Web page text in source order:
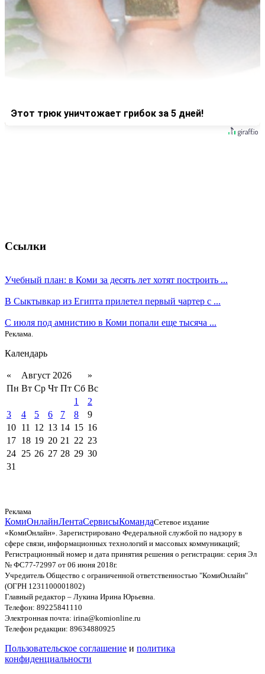
Этот трюк уничтожает грибок за 5 дней!
Ссылки
Учебный план: в Коми за десять лет хотят построить ...
В Сыктывкар из Египта прилетел первый чартер с ...
С июля под амнистию в Коми попали еще тысяча ...
Реклама.
Календарь
« Август 2026
»
Пн Вт Ср Чт Пт Сб Вс
1
2
3
4 5 6 7 8
9
10 11 12 13 14 15 16
17 18 19 20 21 22 23
24 25 26 27 28 29 30
31
Реклама
КомиОнлайнЛентаСервисыКомандаСетевое издание
«КомиОнлайн». Зарегистрировано Федеральной службой по надзору в
сфере связи, информационных технологий и массовых коммуникаций;
Регистрационный номер и дата принятия решения о регистрации: серия Эл
№ ФС77-72997 от 06 июня 2018г.
Учредитель Общество с ограниченной ответственностью "КомиОнлайн"
(ОГРН 1231100001802)
Главный редактор – Лукина Ирина Юрьевна.
Телефон: 89225841110
Электронная почта: irina@komionline.ru
Телефон редакции: 89634880925
Пользовательское соглашение и политика
конфиденциальности